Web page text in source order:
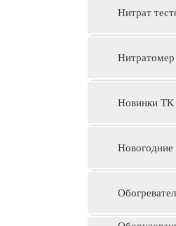
Нитрат
Нитратомер
Новинки
Новогодние